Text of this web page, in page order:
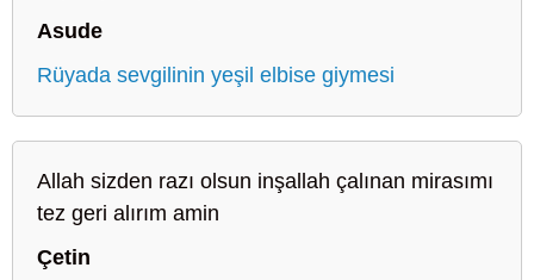
Asude
Rüyada sevgilinin yeşil elbise giymesi
Allah sizden razı olsun inşallah çalınan mirasımı
tez geri alırım amin
Çetin